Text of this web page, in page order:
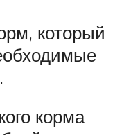
который
корма